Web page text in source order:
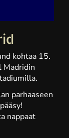
kohtaa 15.
Madridin
parhaaseen
nappaat